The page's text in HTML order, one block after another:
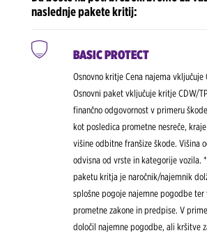
naslednje pakete kritij:
BASIC PROTECT
Osnovno kritje Cena najema vključuje
Osnovni paket vključuje kritje CDW/
finančno odgovornost v primeru
kot posledica prometne nesreče,
višine odbitne franšize škode. Višina
odvisna od vrste in kategorije vozila.
paketu kritja je naročnik/najemnik
splošne pogoje najemne pogodbe ter
prometne zakone in predpise. V
določil najemne pogodbe, ali kršitve